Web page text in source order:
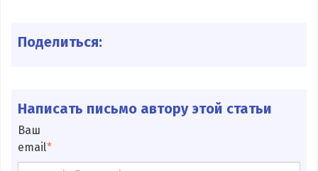
Поделиться:
Написать письмо автору этой статьи
Ваш
email